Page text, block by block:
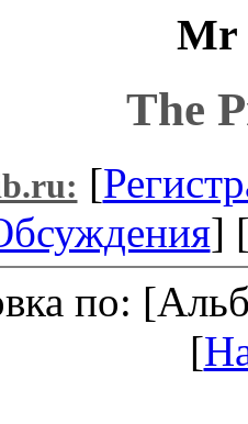
Mr
The
[
]
по:
[